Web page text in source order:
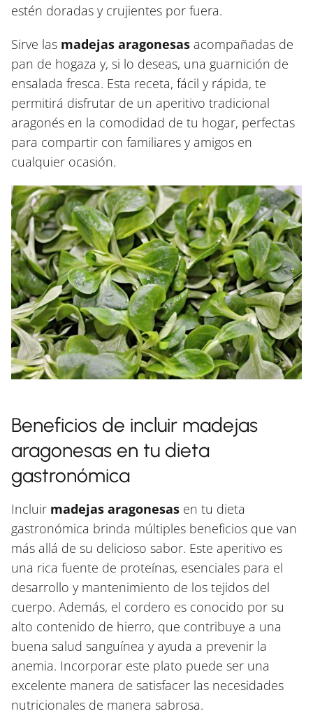
estén doradas y crujientes por fuera.
Sirve las madejas aragonesas acompañadas de
pan de hogaza y, si lo deseas, una guarnición de
ensalada fresca. Esta receta, fácil y rápida, te
permitirá disfrutar de un aperitivo tradicional
aragonés en la comodidad de tu hogar, perfectas
para compartir con familiares y amigos en
cualquier ocasión.
Beneficios de incluir madejas
aragonesas en tu dieta
gastronómica
Incluir madejas aragonesas en tu dieta
gastronómica brinda múltiples beneficios que van
más allá de su delicioso sabor. Este aperitivo es
una rica fuente de proteínas, esenciales para el
desarrollo y mantenimiento de los tejidos del
cuerpo. Además, el cordero es conocido por su
alto contenido de hierro, que contribuye a una
buena salud sanguínea y ayuda a prevenir la
anemia. Incorporar este plato puede ser una
excelente manera de satisfacer las necesidades
nutricionales de manera sabrosa.